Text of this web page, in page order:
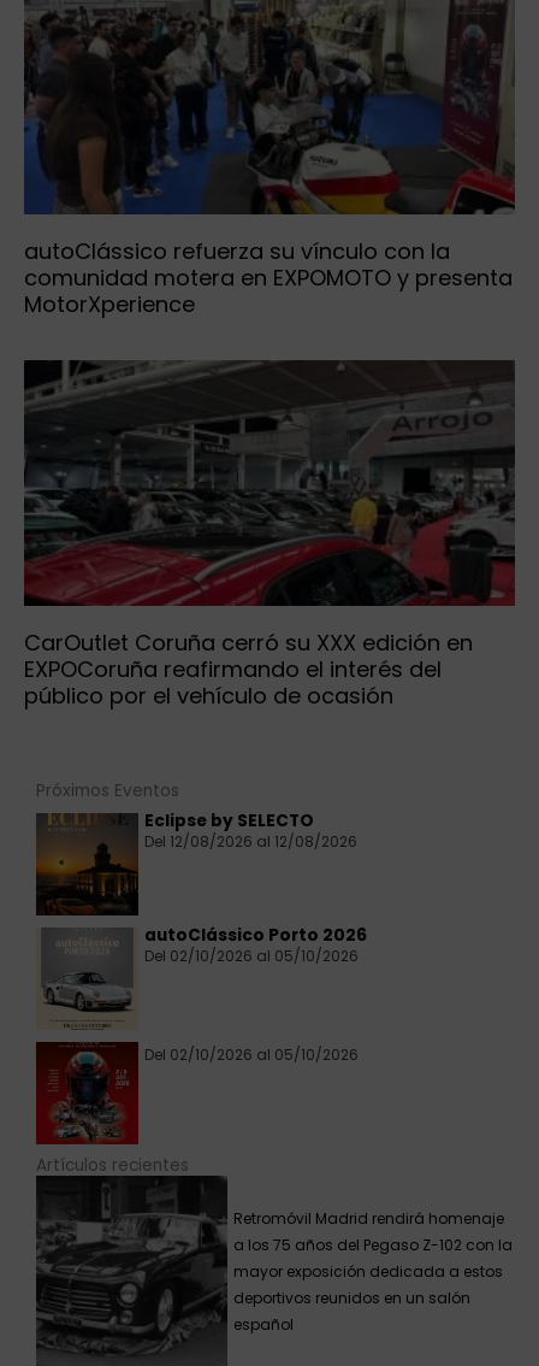
autoClássico refuerza su vínculo con la
comunidad motera en EXPOMOTO y presenta
MotorXperience
CarOutlet Coruña cerró su XXX edición en
EXPOCoruña reafirmando el interés del
público por el vehículo de ocasión
Próximos Eventos
Eclipse by SELECTO
Del 12/08/2026 al 12/08/2026
autoClássico Porto 2026
Del 02/10/2026 al 05/10/2026
Del 02/10/2026 al 05/10/2026
Artículos recientes
Retromóvil Madrid rendirá homenaje
a los 75 años del Pegaso Z-102 con la
mayor exposición dedicada a estos
deportivos reunidos en un salón
español